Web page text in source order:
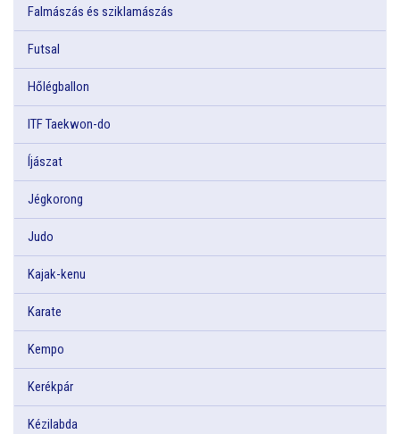
Falmászás és sziklamászás
Futsal
Hőlégballon
ITF Taekwon-do
Íjászat
Jégkorong
Judo
Kajak-kenu
Karate
Kempo
Kerékpár
Kézilabda